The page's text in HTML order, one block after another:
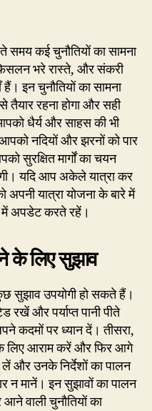
कई चुनौतियों का सामना
भरे रास्ते, और संकरी
इन चुनौतियों का सामना
रहना होगा और सही
धैर्य और साहस की भी
नदियों और झरनों को पार
सुरक्षित मार्गों का चयन
यदि आप अकेले यात्रा कर
अपनी यात्रा योजना के बारे में
में अपडेट करते रहें।
के लिए सुझाव
सुझाव उपयोगी हो सकते हैं।
और पर्याप्त पानी पीते
कदमों पर ध्यान दें। तीसरा,
लिए आराम करें और फिर आगे
और उनके निर्देशों का पालन
न मानें। इन सुझावों का पालन
वाली चुनौतियों का